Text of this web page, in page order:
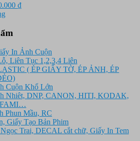
₫.
₫Giá
In Ảnh Cuộn
Liên Tục 1,2,3,4 Liên
( ÉP GIẤY TỜ, ÉP ẢNH, ÉP
Cuộn Khổ Lớn
Nhiêt, DNP, CANON, HITI, KODAK,
Phun Mầu, RC
Giấy Tạo Bản Phim
Trai, DECAL cắt chữ, Giấy In Tem